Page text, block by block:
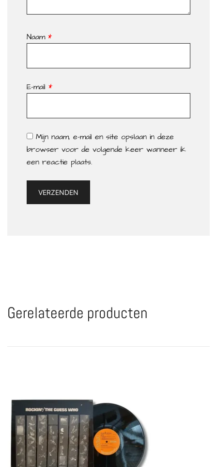
Naam *
E-mail *
Mijn naam, e-mail en site opslaan in deze
browser voor de volgende keer wanneer ik
een reactie plaats.
Gerelateerde producten